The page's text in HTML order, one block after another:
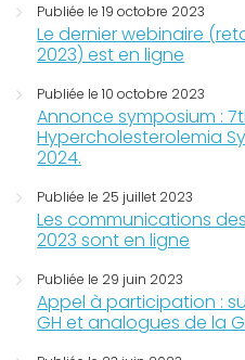
Publiée le 19 octobre 2023
Le dernier webinaire
2023) est en ligne
Publiée le 10 octobre 2023
Annonce symposium :
Hypercholesterolemia
2024.
Publiée le 25 juillet 2023
Les communications
2023 sont en ligne
Publiée le 29 juin 2023
Appel à participation :
GH et analogues de la